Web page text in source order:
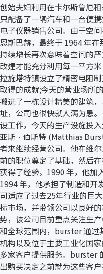
创始夫妇利用在卡尔斯鲁厄
只配备了一辆汽车和一台便
电子仪器销售公司。由于空
恩斯巴赫，最终于 1964 年
持续增长再次意味着空间的
改建才能充分利用每一平方
拉施塔特镇设立了精密电阻
取得的成就;今天的营业场所
搬进了一栋设计精美的建筑
址，公司也很快就人满为患
设工作，今天的生产设施投
亚斯·伯斯特 (Matthias
者来继续经营公司。他在维
前的职位奠定了基础，然后
获得了经验。1990 年，他加
1994 年，他承担了制造和开
司适应了过去25年行业的巨
标市场，并带领公司以良好
势，该公司目前重点关注生
和全球范围内，burster 通过
机构以及位于主要工业化国
多家客户提供服务。burster
出购买决定之前就为这些客